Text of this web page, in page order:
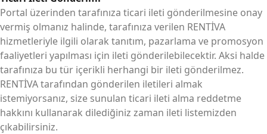
Portal üzerinden tarafınıza ticari ileti gönderilmesine onay
vermiş olmanız halinde, tarafınıza verilen RENTİVA
hizmetleriyle ilgili olarak tanıtım, pazarlama ve promosyon
faaliyetleri yapılması için ileti gönderilebilecektir. Aksi halde
tarafınıza bu tür içerikli herhangi bir ileti gönderilmez.
RENTİVA tarafından gönderilen iletileri almak
istemiyorsanız, size sunulan ticari ileti alma reddetme
hakkını kullanarak dilediğiniz zaman ileti listemizden
çıkabilirsiniz.